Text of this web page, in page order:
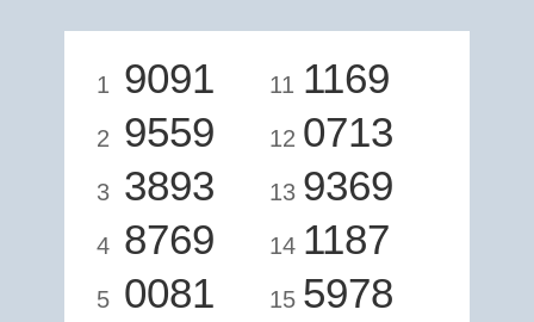
1 9091
2 9559
3 3893
4 8769
5 0081
11 1169
12 0713
13 9369
14 1187
15 5978